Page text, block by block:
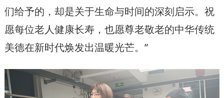
们给予的，却是关于生命与时间的深刻启示。祝
愿每位老人健康长寿，也愿尊老敬老的中华传统
美德在新时代焕发出温暖光芒。”